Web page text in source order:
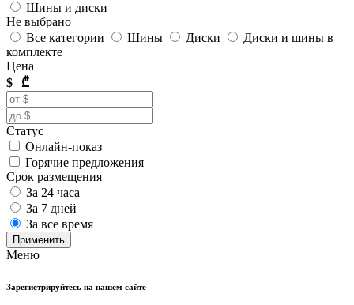
Шины и диски
Не выбрано
Все категории
Шины Диски
Диски и шины в
комплекте
Цена
$ | ₾
Статус
Онлайн-показ
Горячие предложения
Срок размещения
За 24 часа
За 7 дней
За все время
Применить
Меню
Зарегистрируйтесь на нашем сайте